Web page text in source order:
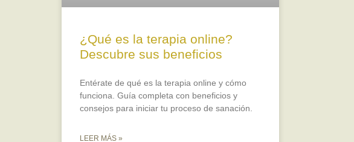
¿Qué es la terapia online?
Descubre sus beneficios
Entérate de qué es la terapia online y cómo
funciona. Guía completa con beneficios y
consejos para iniciar tu proceso de sanación.
LEER MÁS »